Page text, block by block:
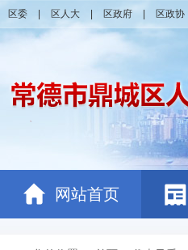
区委 区人大 区政府 区政协
网站首页